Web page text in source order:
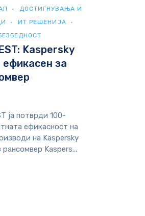
ДОСТИГНУВАЊА И
ИТ РЕШЕНИЈА
Kaspersky
ефикасен за
ја потврди 100-
ефикасност на
на Kaspersky
Kaspers...